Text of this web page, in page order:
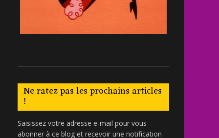
Ne ratez pas les prochains articles
!
Saisissez votre adresse e-mail pour vous
abonner à ce blog et recevoir une notification